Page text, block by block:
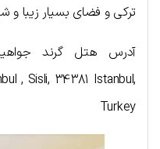
ترکی و فضای بسیار زیبا و
, Sisli, 34381 Istanbul,
Turkey